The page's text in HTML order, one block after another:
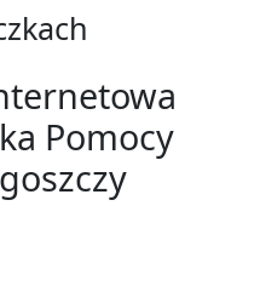
Przejdź do treści
Przejdź do menu
Pomocy